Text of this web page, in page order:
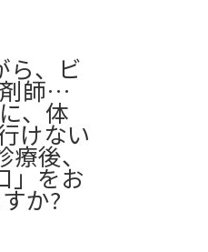
ら、ビ
師に
、体
けない
療後、
」をお
か?